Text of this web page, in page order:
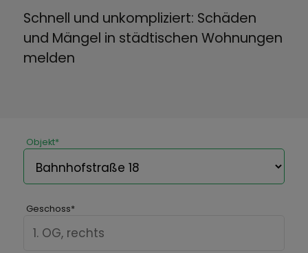
Aktuelles
Stadtportrait
Schnell und unkompliziert: Schäden
und Mängel in städtischen Wohnungen
melden
Objekt*
Geschoss*